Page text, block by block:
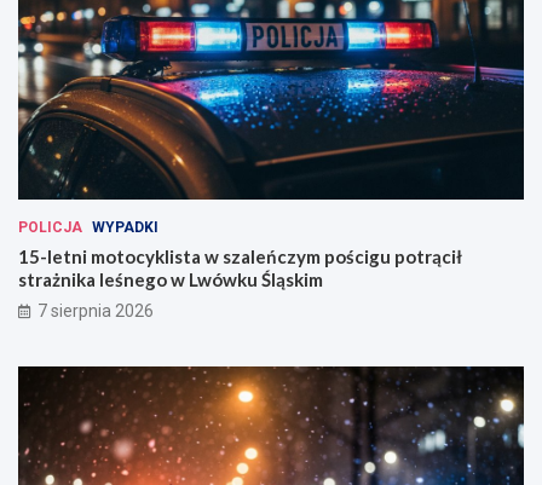
POLICJA WYPADKI
15-letni motocyklista w szaleńczym pościgu potrącił
strażnika leśnego w Lwówku Śląskim
7 sierpnia 2026